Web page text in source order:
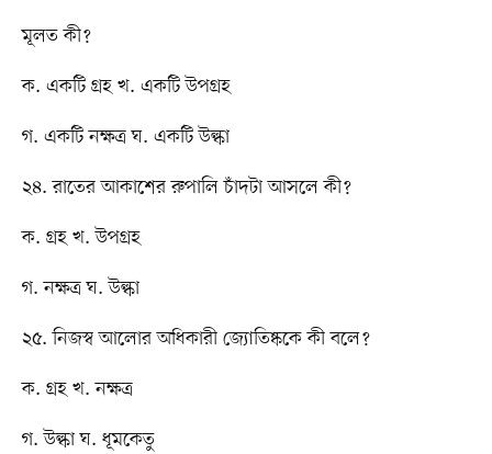
মূলত কী?
ক. একটি গ্রহ খ. একটি উপগ্রহ
গ. একটি নক্ষত্র ঘ. একটি উল্কা
২৪. রাতের আকাশের রুপালি চাঁদটা আসলে কী?
ক. গ্রহ খ. উপগ্রহ
গ. নক্ষত্র ঘ. উল্কা
২৫. নিজস্ব আলোর অধিকারী জ্যোতিষ্ককে কী বলে?
ক. গ্রহ খ. নক্ষত্র
গ. উল্কা ঘ. ধূমকেতু